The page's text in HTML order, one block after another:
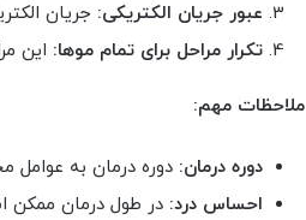
عبور جریان الکتریکی: جریان
تکرار مراحل برای تمام موها: این
ملاحظات مهم:
دوره درمان: دوره درمان به عوامل
احساس درد: در طول درمان